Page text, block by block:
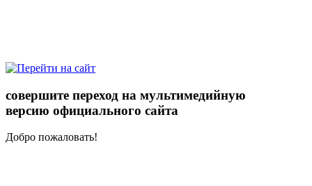
совершите переход на мультимедийную
версию официального сайта
Добро пожаловать!